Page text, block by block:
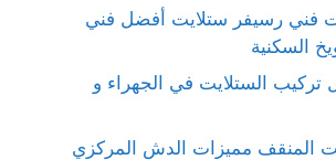
فني رسيفر ستلايت أفضل فني
السكنية
تركيب الستلايت في الجهراء و
المنقف مميزات الدش المركزي